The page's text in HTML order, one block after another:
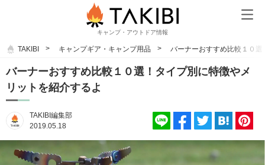
キャンプ・アウトドア情報
TAKIBI キャンプギア・キャンプ用品 バーナーおすすめ比較１０
バーナーおすすめ比較１０選！タイプ別に特徴やメ
リットを紹介するよ
TAKIBI編集部
2019.05.18